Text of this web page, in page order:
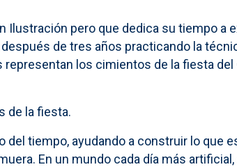
Ilustración pero que dedica su tiempo a
de tres años practicando la
representan los cimientos de la fiesta
de la fiesta.
tiempo, ayudando a construir lo que
En un mundo cada día más